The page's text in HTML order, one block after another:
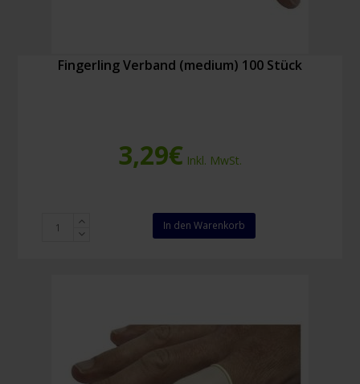
Fingerling Verband (medium) 100 Stück
3,29€ Inkl. MwSt.
Fingerling
Verband
In den Warenkorb